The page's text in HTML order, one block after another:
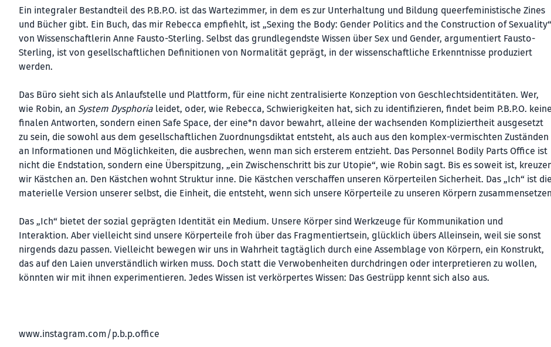
Ein integraler Bestandteil des P.B.P.O. ist das Wartezimmer, in dem es zur Unterhaltung und Bildung queerfeministische Zines
und Bücher gibt. Ein Buch, das mir Rebecca empfiehlt, ist „Sexing the Body: Gender Politics and the Construction of Sexuality“
von Wissenschaftlerin Anne Fausto-Sterling. Selbst das grundlegendste Wissen über Sex und Gender, argumentiert Fausto-
Sterling, ist von gesellschaftlichen Definitionen von Normalität geprägt, in der wissenschaftliche Erkenntnisse produziert
werden.
Das Büro sieht sich als Anlaufstelle und Plattform, für eine nicht zentralisierte Konzeption von Geschlechtsidentitäten. Wer,
wie Robin, an System Dysphoria leidet, oder, wie Rebecca, Schwierigkeiten hat, sich zu identifizieren, findet beim P.B.P.O. keine
finalen Antworten, sondern einen Safe Space, der eine*n davor bewahrt, alleine der wachsenden Kompliziertheit ausgesetzt
zu sein, die sowohl aus dem gesellschaftlichen Zuordnungsdiktat entsteht, als auch aus den komplex-vermischten Zuständen
an Informationen und Möglichkeiten, die ausbrechen, wenn man sich ersterem entzieht. Das Personnel Bodily Parts Office ist
nicht die Endstation, sondern eine Überspitzung, „ein Zwischenschritt bis zur Utopie“, wie Robin sagt. Bis es soweit ist,
wir Kästchen an. Den Kästchen wohnt Struktur inne. Die Kästchen verschaffen unseren Körperteilen Sicherheit. Das „Ich“ ist die
materielle Version unserer selbst, die Einheit, die entsteht, wenn sich unsere Körperteile zu unseren Körpern
Das „Ich“ bietet der sozial geprägten Identität ein Medium. Unsere Körper sind Werkzeuge für Kommunikation und
Interaktion. Aber vielleicht sind unsere Körperteile froh über das Fragmentiertsein, glücklich übers Alleinsein, weil sie sonst
nirgends dazu passen. Vielleicht bewegen wir uns in Wahrheit tagtäglich durch eine Assemblage von Körpern, ein Konstrukt,
das auf den Laien unverständlich wirken muss. Doch statt die Verwobenheiten durchdringen oder interpretieren zu wollen,
könnten wir mit ihnen experimentieren. Jedes Wissen ist verkörpertes Wissen: Das Gestrüpp kennt sich also aus.
www.instagram.com/p.b.p.office